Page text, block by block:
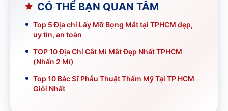
CÓ THỂ BẠN QUAN TÂM
Top 5 Địa chỉ Lấy Mỡ Bọng Mắt tại TPHCM đẹp,
uy tín, an toàn
TOP 10 Địa Chỉ Cắt Mí Mắt Đẹp Nhất TPHCM
(Nhấn 2 Mí)
Top 10 Bác Sĩ Phẫu Thuật Thẩm Mỹ Tại TP HCM
Giỏi Nhất